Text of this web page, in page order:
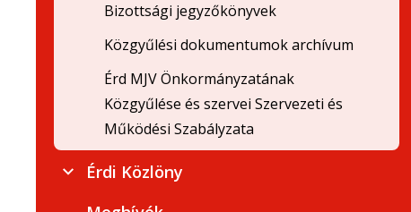
Bizottsági jegyzőkönyvek
Közgyűlési dokumentumok archívum
Érd MJV Önkormányzatának
Közgyűlése és szervei Szervezeti és
Működési Szabályzata
Érdi Közlöny